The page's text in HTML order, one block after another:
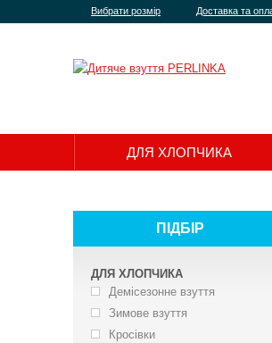
Вибрати розмір Доставка та
ДЛЯ ХЛОПЧИКА
ПІДБІР
ДЛЯ ХЛОПЧИКА
Демісезонне взуття
Зимове взуття
Кросівки